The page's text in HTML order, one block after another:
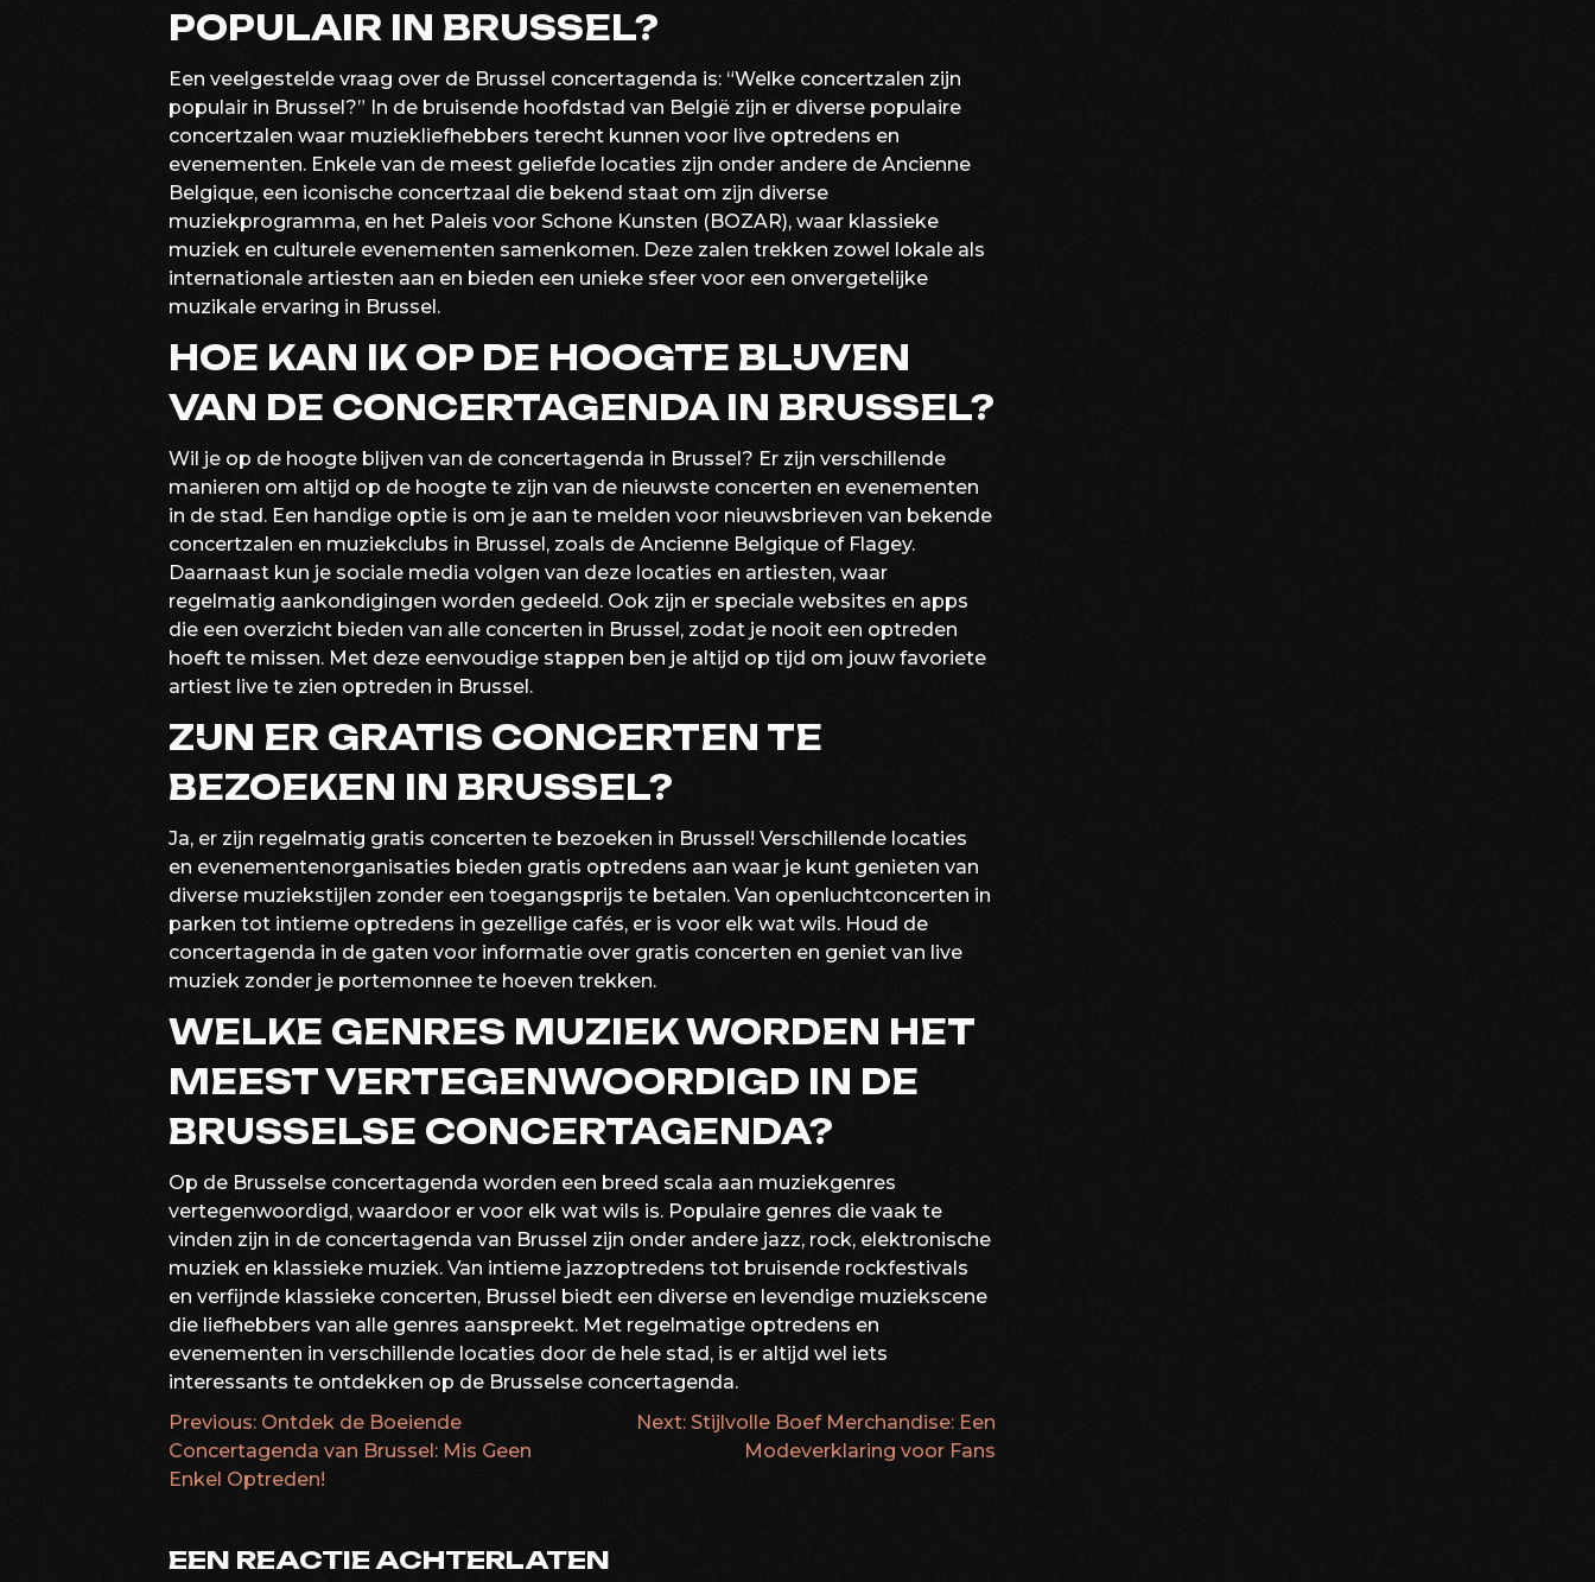
POPULAIR IN BRUSSEL?
Een veelgestelde vraag over de Brussel concertagenda is: “Welke concertzalen zijn
populair in Brussel?” In de bruisende hoofdstad van België zijn er diverse populaire
concertzalen waar muziekliefhebbers terecht kunnen voor live optredens en
evenementen. Enkele van de meest geliefde locaties zijn onder andere de Ancienne
Belgique, een iconische concertzaal die bekend staat om zijn diverse
muziekprogramma, en het Paleis voor Schone Kunsten (BOZAR), waar klassieke
muziek en culturele evenementen samenkomen. Deze zalen trekken zowel lokale als
internationale artiesten aan en bieden een unieke sfeer voor een onvergetelijke
muzikale ervaring in Brussel.
HOE KAN IK OP DE HOOGTE BLIJVEN
VAN DE CONCERTAGENDA IN BRUSSEL?
Wil je op de hoogte blijven van de concertagenda in Brussel? Er zijn verschillende
manieren om altijd op de hoogte te zijn van de nieuwste concerten en evenementen
in de stad. Een handige optie is om je aan te melden voor nieuwsbrieven van bekende
concertzalen en muziekclubs in Brussel, zoals de Ancienne Belgique of Flagey.
Daarnaast kun je sociale media volgen van deze locaties en artiesten, waar
regelmatig aankondigingen worden gedeeld. Ook zijn er speciale websites en apps
die een overzicht bieden van alle concerten in Brussel, zodat je nooit een optreden
hoeft te missen. Met deze eenvoudige stappen ben je altijd op tijd om jouw favoriete
artiest live te zien optreden in Brussel.
ZIJN ER GRATIS CONCERTEN TE
BEZOEKEN IN BRUSSEL?
Ja, er zijn regelmatig gratis concerten te bezoeken in Brussel! Verschillende locaties
en evenementenorganisaties bieden gratis optredens aan waar je kunt genieten van
diverse muziekstijlen zonder een toegangsprijs te betalen. Van openluchtconcerten in
parken tot intieme optredens in gezellige cafés, er is voor elk wat wils. Houd de
concertagenda in de gaten voor informatie over gratis concerten en geniet van live
muziek zonder je portemonnee te hoeven trekken.
WELKE GENRES MUZIEK WORDEN HET
MEEST VERTEGENWOORDIGD IN DE
BRUSSELSE CONCERTAGENDA?
Op de Brusselse concertagenda worden een breed scala aan muziekgenres
vertegenwoordigd, waardoor er voor elk wat wils is. Populaire genres die vaak te
vinden zijn in de concertagenda van Brussel zijn onder andere jazz, rock, elektronische
muziek en klassieke muziek. Van intieme jazzoptredens tot bruisende rockfestivals
en verfijnde klassieke concerten, Brussel biedt een diverse en levendige muziekscene
die liefhebbers van alle genres aanspreekt. Met regelmatige optredens en
evenementen in verschillende locaties door de hele stad, is er altijd wel iets
interessants te ontdekken op de Brusselse concertagenda.
BERICHTNAVIGATIE
Previous: Ontdek de Boeiende
Concertagenda van Brussel: Mis Geen
Enkel Optreden!
Next: Stijlvolle Boef Merchandise: Een
Modeverklaring voor Fans
EEN REACTIE ACHTERLATEN